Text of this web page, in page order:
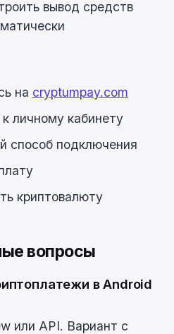
вывод средств
на cryptumpay.com
личному кабинету
способ подключения
криптовалюту
вопросы
в Android
или API. Вариант с